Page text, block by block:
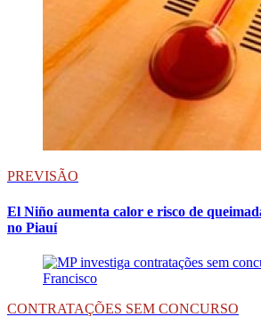
PREVISÃO
El Niño aumenta calor e risco de
no Piauí
CONTRATAÇÕES SEM CONCURSO